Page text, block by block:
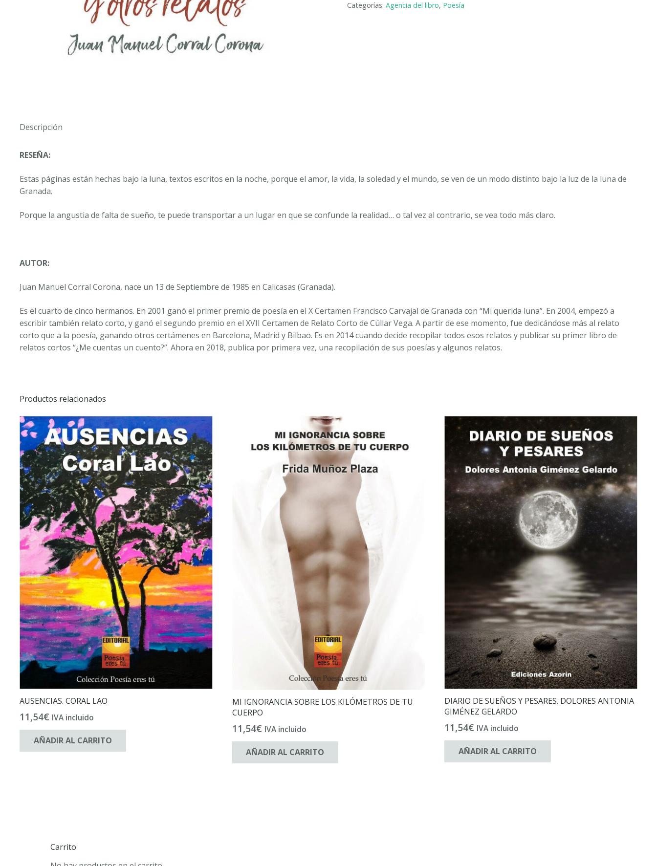
Y
Categorías: Agencia del libro, Poesía
Descripción
RESEÑA:
Estas páginas están hechas bajo la luna, textos escritos en la noche, porque el amor, la vida, la soledad y el mundo, se ven de un modo distinto bajo la luz de la luna de
Granada.
Porque la angustia de falta de sueño, te puede transportar a un lugar en que se confunde la realidad… o tal vez al contrario, se vea todo más claro.
AUTOR:
Juan Manuel Corral Corona, nace un 13 de Septiembre de 1985 en Calicasas (Granada).
Es el cuarto de cinco hermanos. En 2001 ganó el primer premio de poesía en el X Certamen Francisco Carvajal de Granada con “Mi querida luna”. En 2004, empezó a
escribir también relato corto, y ganó el segundo premio en el XVII Certamen de Relato Corto de Cúllar Vega. A partir de ese momento, fue dedicándose más al relato
corto que a la poesía, ganando otros certámenes en Barcelona, Madrid y Bilbao. Es en 2014 cuando decide recopilar todos esos relatos y publicar su primer libro de
relatos cortos “¿Me cuentas un cuento?”. Ahora en 2018, publica por primera vez, una recopilación de sus poesías y algunos relatos.
Productos relacionados
AUSENCIAS. CORAL LAO
11,54€ IVA incluido
AÑADIR AL CARRITO
MI IGNORANCIA SOBRE LOS KILÓMETROS DE TU
CUERPO
11,54€ IVA incluido
AÑADIR AL CARRITO
DIARIO DE SUEÑOS Y PESARES. DOLORES ANTONIA
GIMÉNEZ GELARDO
11,54€ IVA incluido
AÑADIR AL CARRITO
Carrito